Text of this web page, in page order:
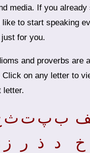
media. If you already
like to start speaking
for you.
Click on any letter to
letter.
ث ت پ ب
ز ر ذ د
خ